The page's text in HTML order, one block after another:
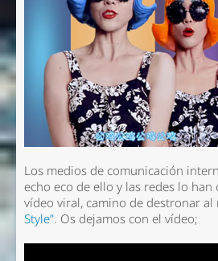
Los medios de comunicación
echo eco de ello y las redes lo
vídeo viral, camino de destronar al
Style”. Os dejamos con el vídeo;